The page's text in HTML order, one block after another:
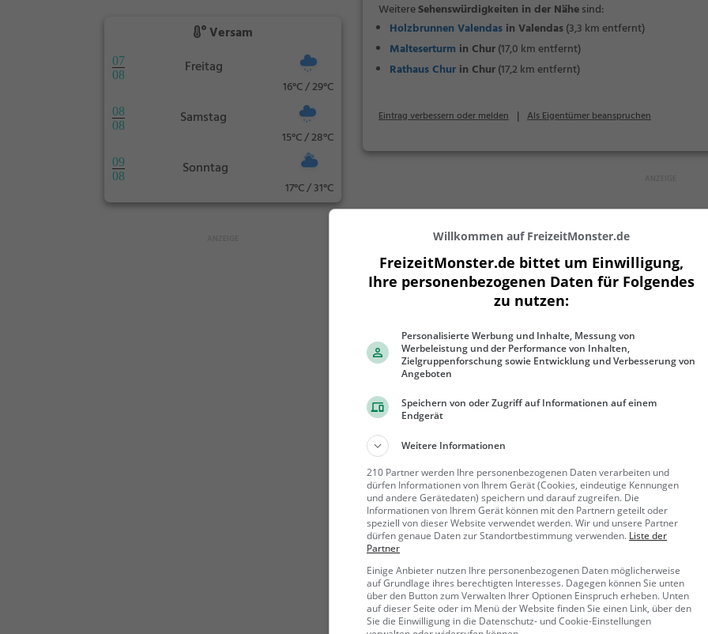
Versam
07
08
Freitag
16°C / 29°C
08
08
Samstag
15°C / 28°C
09
08
Sonntag
17°C / 31°C
WeitereSehenswürdigkeiten in der Nähesind:
Holzbrunnen Valendas in Valendas(3,3 km entfernt)
Malteserturm in Chur(17,0 km entfernt)
Rathaus Chur in Chur(17,2 km entfernt)
Eintrag verbessern oder melden | Als Eigentümer beanspruchen
−
300 m
1000 ft
Ähnliche Aktivitäten wieRuinaulta /
Rheinschlucht
Aussichtspunkt in Versam
Versam, S
Aussicht
Willkommen auf FreizeitMonster.de
FreizeitMonster.de bittet um Einwilligung,
Ihre personenbezogenen Daten für Folgendes
zu nutzen:
Personalisierte Werbung und Inhalte, Messung von
Werbeleistung und der Performance von Inhalten,
Zielgruppenforschung sowie Entwicklung und Verbesserung von
Angeboten
Speichern von oder Zugriff auf Informationen auf einem
Endgerät
Weitere Informationen
210 Partner werden Ihre personenbezogenen Daten verarbeiten und
dürfen Informationen von Ihrem Gerät (Cookies, eindeutige Kennungen
und andere Gerätedaten) speichern und darauf zugreifen. Die
Informationen von Ihrem Gerät können mit den Partnern geteilt oder
speziell von dieser Website verwendet werden. Wir und unsere Partner
dürfen genaue Daten zur Standortbestimmung verwenden. Liste der
Partner
Einige Anbieter nutzen Ihre personenbezogenen Daten möglicherweise
auf Grundlage ihres berechtigten Interesses. Dagegen können Sie unten
über den Button zum Verwalten Ihrer Optionen Einspruch erheben. Unten
auf dieser Seite oder im Menü der Website finden Sie einen Link, über den
Sie die Einwilligung in die Datenschutz- und Cookie-Einstellungen